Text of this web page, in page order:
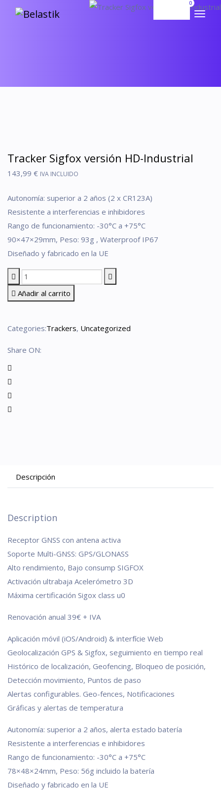
0
Tracker Sigfox versión HD-Industrial
143,99 € IVA INCLUIDO
Autonomía: superior a 2 años (2 x CR123A)
Resistente a interferencias e inhibidores
Rango de funcionamiento: -30°C a +75°C
90×47×29mm, Peso: 93g , Waterproof IP67
Diseñado y fabricado en la UE
Añadir al carrito
Categories:Trackers, Uncategorized
Share ON:
Descripción
Description
Receptor GNSS con antena activa
Soporte Multi-GNSS: GPS/GLONASS
Alto rendimiento, Bajo consump SIGFOX
Activación ultrabaja Acelerómetro 3D
Máxima certificación Sigox class u0
Renovación anual 39€ + IVA
Aplicación móvil (iOS/Android) & interfície Web
Geolocalización GPS & Sigfox, seguimiento en tiempo real
Histórico de localización, Geofencing, Bloqueo de posición,
Detección movimiento, Puntos de paso
Alertas configurables. Geo-fences, Notificaciones
Gráficas y alertas de temperatura
Autonomía: superior a 2 años, alerta estado batería
Resistente a interferencias e inhibidores
Rango de funcionamiento: -30°C a +75°C
78×48×24mm, Peso: 56g incluido la batería
Diseñado y fabricado en la UE